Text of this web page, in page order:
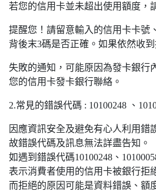
若您的信用卡並未超出使用額度，
提醒您！請留意輸入的信用卡卡號
背後末3碼是否正確。如果依然收
失敗的通知，可能原因為發卡銀行
您的信用卡發卡銀行聯絡。
2.常見的錯誤代碼 : 10100248 、
因應資訊安全及避免有心人利用錯
故錯誤代碼及訊息無法詳盡告知。
如遇到錯誤代碼10100248、
表示消費者使用的信用卡被銀行拒
而拒絕的原因可能是資料錯誤、額